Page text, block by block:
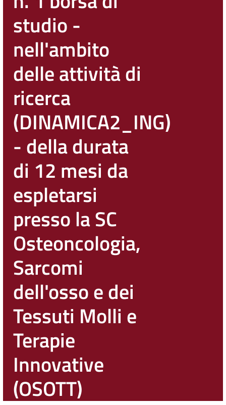
studio -
nell'ambito
delle attività di
ricerca
(DINAMICA2_ING)
- della durata
di 12 mesi da
espletarsi
presso la SC
Osteoncologia,
Sarcomi
dell'osso e dei
Tessuti Molli e
Terapie
Innovative
(OSOTT)